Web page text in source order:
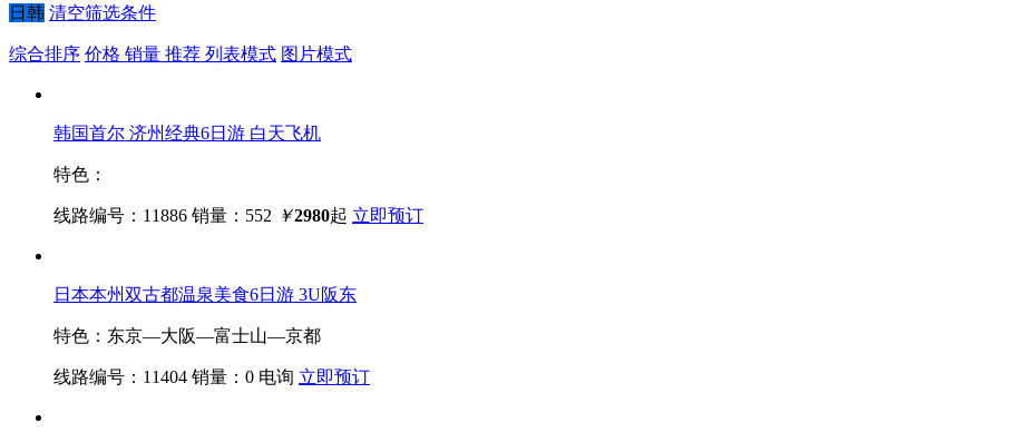
日韩 清空筛选条件
综合排序 价格 销量 推荐 列表模式 图片模式
韩国首尔 济州经典6日游 白天飞机
特色：
线路编号：11886 销量：552 ￥2980起 立即预订
日本本州双古都温泉美食6日游 3U阪东
特色：东京—大阪—富士山—京都
线路编号：11404 销量：0 电询 立即预订